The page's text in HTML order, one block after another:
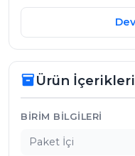
veya solüsyonsuz
diğer parçacıkları
Bu bezler çok
çelik, plastik ve hatta
yüzeyleri
bırakmazlar ve
hassas yüzeylerde
inventory_2Ürün İçerikleri
Ürün İçerikleri
BIRIM BILGILERI
Paket İçi